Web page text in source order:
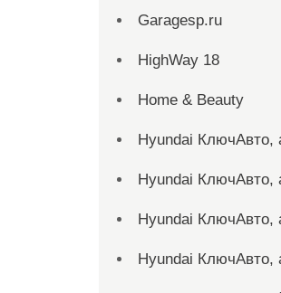
Garagesp.ru
HighWay 18
Home & Beauty
Hyundai КлючАвто,
Hyundai КлючАвто,
Hyundai КлючАвто,
Hyundai КлючАвто,